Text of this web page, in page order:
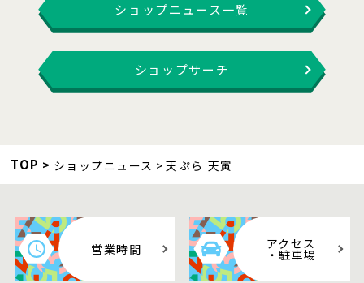
ショップニュース一覧
ショップサーチ
TOP ショップニュース 天ぷら 天寅
営業時間 アクセス
・駐車場